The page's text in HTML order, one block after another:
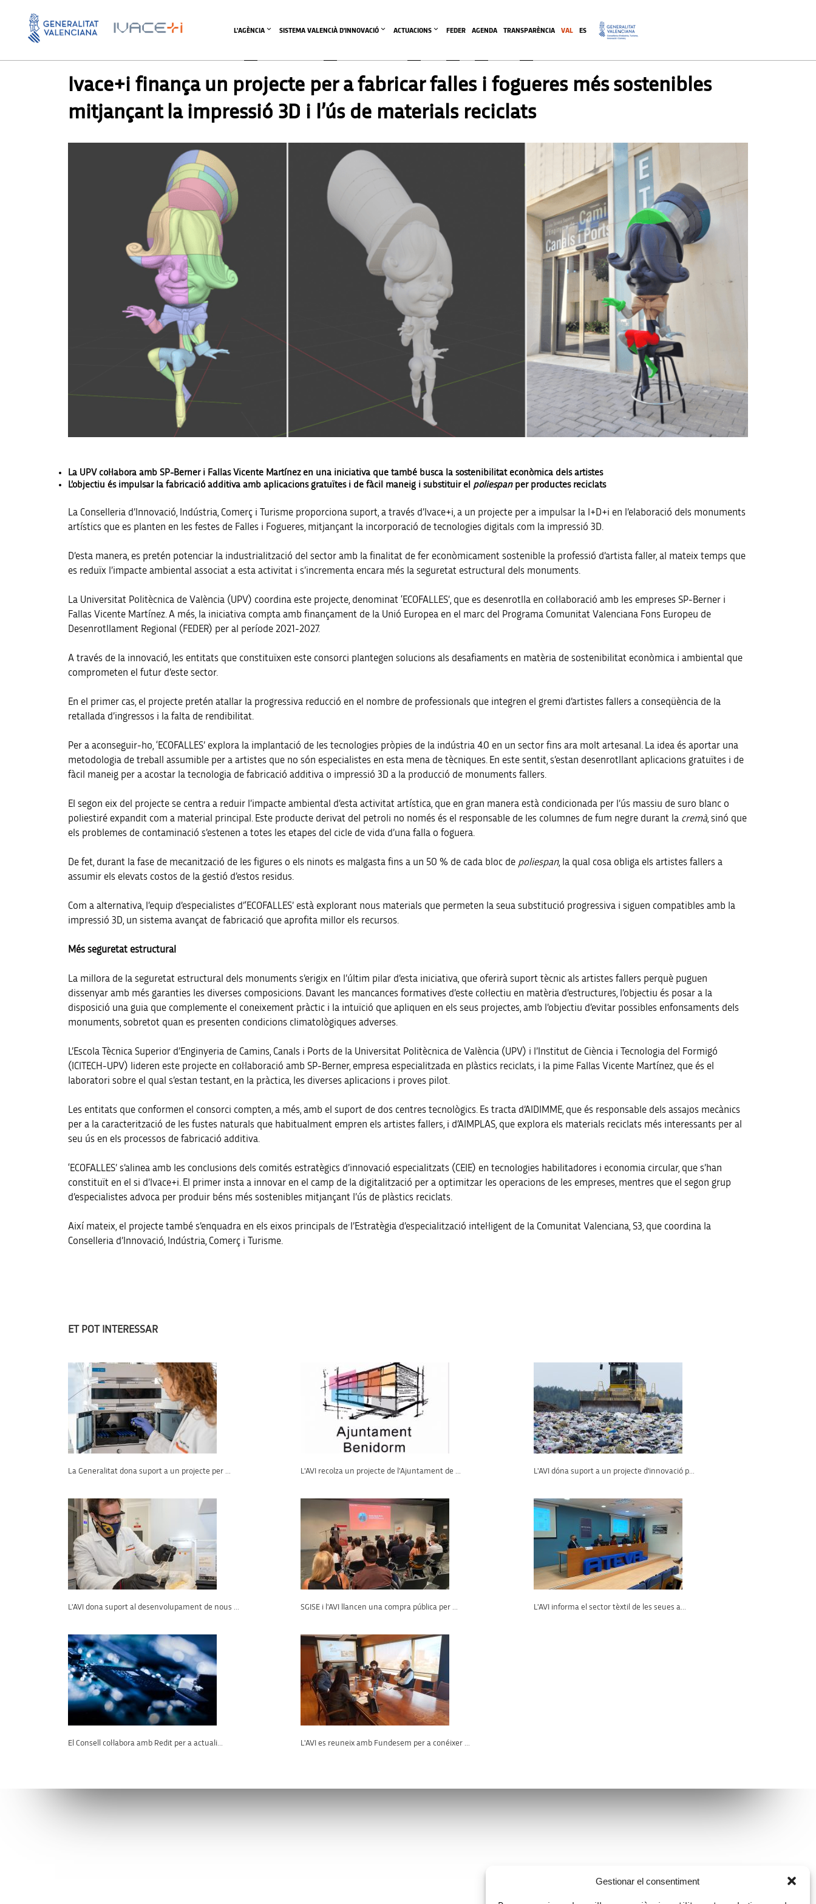
Gestionar el consentiment
L'AGÈNCIA SISTEMA VALENCIÀ D'INNOVACIÓ ACTUACIONS FEDER AGENDA TRANSPARÈNCIA .
VAL ES
PREMSA PREMSA
Ivace+i finança un projecte per a fabricar falles i fogueres més sostenibles
mitjançant la impressió 3D i l’ús de materials reciclats
La UPV col·labora amb SP-Berner i Fallas Vicente Martínez en una iniciativa que també busca la sostenibilitat econòmica dels artistes
L’objectiu és impulsar la fabricació additiva amb aplicacions gratuïtes i de fàcil maneig i substituir el poliespanper productes reciclats
La Conselleria d’Innovació, Indústria, Comerç i Turisme proporciona suport, a través d’Ivace+i, a un projecte per a impulsar la I+D+i en l’elaboració dels monuments
artístics que es planten en les festes de Falles i Fogueres, mitjançant la incorporació de tecnologies digitals com la impressió 3D.
D’esta manera, es pretén potenciar la industrialització del sector amb la finalitat de fer econòmicament sostenible la professió d’artista faller, al mateix temps que
es reduïx l’impacte ambiental associat a esta activitat i s’incrementa encara més la seguretat estructural dels monuments.
La Universitat Politècnica de València (UPV) coordina este projecte, denominat ‘ECOFALLES’, que es desenrotlla en col·laboració amb les empreses SP-Berner i
Fallas Vicente Martínez. A més, la iniciativa compta amb finançament de la Unió Europea en el marc del Programa Comunitat Valenciana Fons Europeu de
Desenrotllament Regional (FEDER) per al període 2021-2027.
A través de la innovació, les entitats que constituïxen este consorci plantegen solucions als desafiaments en matèria de sostenibilitat econòmica i ambiental que
comprometen el futur d’este sector.
En el primer cas, el projecte pretén atallar la progressiva reducció en el nombre de professionals que integren el gremi d’artistes fallers a conseqüència de la
retallada d’ingressos i la falta de rendibilitat.
Per a aconseguir-ho, ‘ECOFALLES’ explora la implantació de les tecnologies pròpies de la indústria 4.0 en un sector fins ara molt artesanal. La idea és aportar una
metodologia de treball assumible per a artistes que no són especialistes en esta mena de tècniques. En este sentit, s’estan desenrotllant aplicacions gratuïtes i de
fàcil maneig per a acostar la tecnologia de fabricació additiva o impressió 3D a la producció de monuments fallers.
El segon eix del projecte se centra a reduir l’impacte ambiental d’esta activitat artística, que en gran manera està condicionada per l’ús massiu de suro blanc o
poliestiré expandit com a material principal. Este producte derivat del petroli no només és el responsable de les columnes de fum negre durant la cremà , sinó que
els problemes de contaminació s’estenen a totes les etapes del cicle de vida d’una falla o foguera.
De fet, durant la fase de mecanització de les figures o els ninots es malgasta fins a un 50 % de cada bloc de poliespan, la qual cosa obliga els artistes fallers a
assumir els elevats costos de la gestió d’estos residus.
Com a alternativa, l’equip d’especialistes d’‘ECOFALLES’ està explorant nous materials que permeten la seua substitució progressiva i siguen compatibles amb la
impressió 3D, un sistema avançat de fabricació que aprofita millor els recursos.
Més seguretat estructural
La millora de la seguretat estructural dels monuments s’erigix en l’últim pilar d’esta iniciativa, que oferirà suport tècnic als artistes fallers perquè puguen
dissenyar amb més garanties les diverses composicions. Davant les mancances formatives d’este col·lectiu en matèria d’estructures, l’objectiu és posar a la
disposició una guia que complemente el coneixement pràctic i la intuïció que apliquen en els seus projectes, amb l’objectiu d’evitar possibles enfonsaments dels
monuments, sobretot quan es presenten condicions climatològiques adverses.
L’Escola Tècnica Superior d’Enginyeria de Camins, Canals i Ports de la Universitat Politècnica de València (UPV) i l’Institut de Ciència i Tecnologia del Formigó
(ICITECH-UPV) lideren este projecte en col·laboració amb SP-Berner, empresa especialitzada en plàstics reciclats, i la pime Fallas Vicente Martínez, que és el
laboratori sobre el qual s’estan testant, en la pràctica, les diverses aplicacions i proves pilot.
Les entitats que conformen el consorci compten, a més, amb el suport de dos centres tecnològics. Es tracta d’AIDIMME, que és responsable dels assajos mecànics
per a la caracterització de les fustes naturals que habitualment empren els artistes fallers, i d’AIMPLAS, que explora els materials reciclats més interessants per al
seu ús en els processos de fabricació additiva.
‘ECOFALLES’ s’alinea amb les conclusions dels comités estratègics d’innovació especialitzats (CEIE) en tecnologies habilitadores i economia circular, que s’han
constituït en el si d’Ivace+i. El primer insta a innovar en el camp de la digitalització per a optimitzar les operacions de les empreses, mentres que el segon grup
d’especialistes advoca per produir béns més sostenibles mitjançant l’ús de plàstics reciclats.
Així mateix, el projecte també s’enquadra en els eixos principals de l’Estratègia d’especialització intel·ligent de la Comunitat Valenciana, S3, que coordina la
Conselleria d’Innovació, Indústria, Comerç i Turisme.
ET POT INTERESSAR
La Generalitat dona suport a un projecte per ... L'AVI recolza un projecte de l'Ajuntament de ... L'AVI dóna suport a un projecte d'innovació p...
L'AVI dona suport al desenvolupament de nous ... SGISE i l'AVI llancen una compra pública per ... L'AVI informa el sector tèxtil de les seues a...
El Consell col·labora amb Redit per a actuali... L'AVI es reuneix amb Fundesem per a conéixer ...